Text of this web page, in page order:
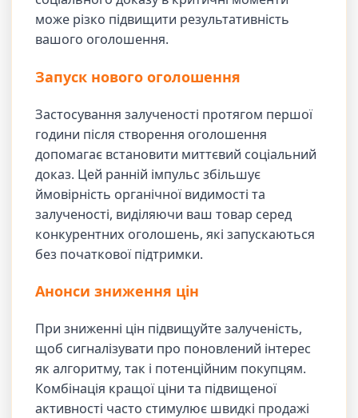
може різко підвищити результативність
вашого оголошення.
Запуск нового оголошення
Застосування залученості протягом першої
години після створення оголошення
допомагає встановити миттєвий соціальний
доказ. Цей ранній імпульс збільшує
ймовірність органічної видимості та
залученості, виділяючи ваш товар серед
конкурентних оголошень, які запускаються
без початкової підтримки.
Анонси зниження цін
При зниженні цін підвищуйте залученість,
щоб сигналізувати про поновлений інтерес
як алгоритму, так і потенційним покупцям.
Комбінація кращої ціни та підвищеної
активності часто стимулює швидкі продажі